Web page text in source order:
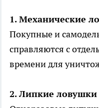
1. Механические
Покупные и
справляются с
времени для
2. Липкие ловушки